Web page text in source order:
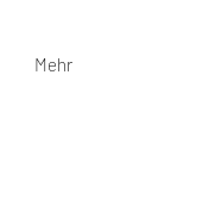
Mehr